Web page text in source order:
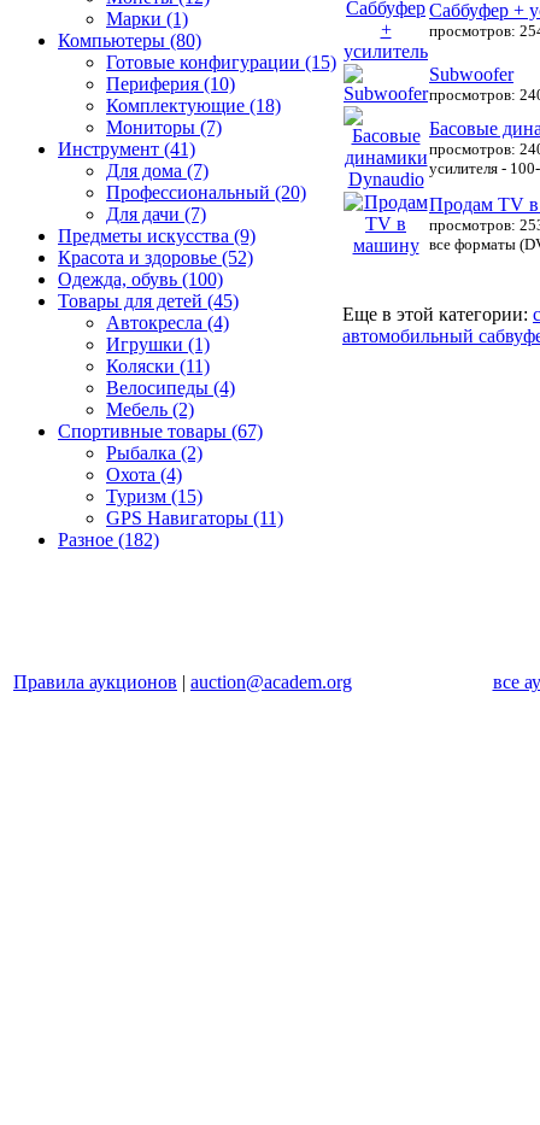
Марки (1)
Компьютеры (80)
Готовые конфигурации (15)
Периферия (10)
Комплектующие (18)
Мониторы (7)
Инструмент (41)
Для дома (7)
Профессиональный (20)
Для дачи (7)
Предметы искусства (9)
Красота и здоровье (52)
Одежда, обувь (100)
Товары для детей (45)
Автокресла (4)
Игрушки (1)
Коляски (11)
Велосипеды (4)
Мебель (2)
Спортивные товары (67)
Рыбалка (2)
Охота (4)
Туризм (15)
GPS Навигаторы (11)
Разное (182)
Саббуфер +
просмотров:
Subwoofer
просмотров:
Басовые
просмотров:
усилителя -
Продам TV
просмотров:
все форматы
Еще в этой категории:
автомобильный
Правила аукционов | auction@academ.org все